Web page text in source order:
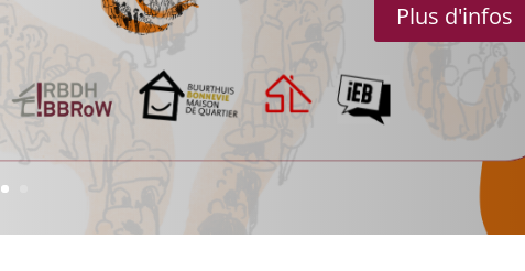
Plus d'infos